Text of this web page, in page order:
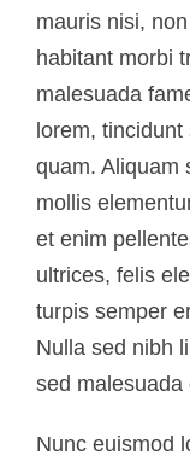
mauris nisi,
habitant morbi
malesuada
lorem,
quam. Aliquam
mollis
et enim
ultrices, felis
turpis semper
Nulla sed nibh
sed malesuada
Nunc euismod